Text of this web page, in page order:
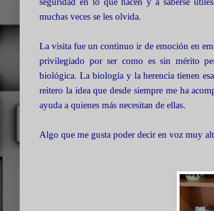
muchas veces se les olvida.
La visita fue un continuo ir de emoción en
privilegiado por ser como es sin mérito
biológica. La biología y la herencia tienen
reitero la idea que desde siempre me ha
ayuda a quienes más necesitan de ellas.
Algo que me gusta poder decir en voz muy